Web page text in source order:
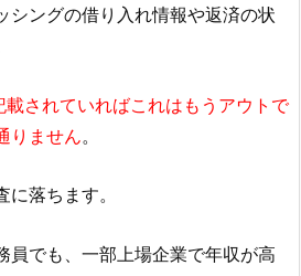
シングの借り入れ情報や返済の状
載されていればこれはもうアウトで
りません。
落ちます。
員でも、一部上場企業で年収が高